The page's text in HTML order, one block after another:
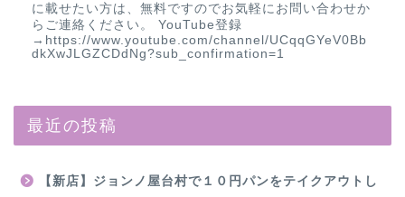
に載せたい方は、無料ですのでお気軽にお問い合わせか
らご連絡ください。 YouTube登録
→https://www.youtube.com/channel/UCqqGYeV0Bb
dkXwJLGZCDdNg?sub_confirmation=1
最近の投稿
【新店】ジョンノ屋台村で１０円パンをテイクアウトし